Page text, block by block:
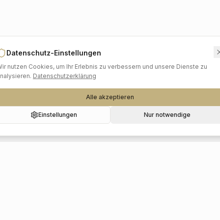
Datenschutz-Einstellungen
nutzen Cookies, um Ihr Erlebnis zu verbessern und unsere Dienste zu
Datenschutzerklärung
Alle akzeptieren
Einstellungen Nur notwendige